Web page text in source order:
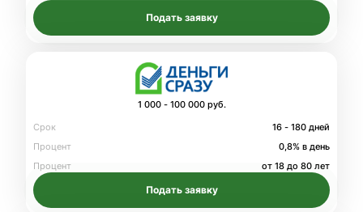
Подать заявку
1 000 - 100 000 руб.
Срок
16 - 180 дней
Процент
0,8% в день
Процент
от 18 до 80 лет
Подать заявку